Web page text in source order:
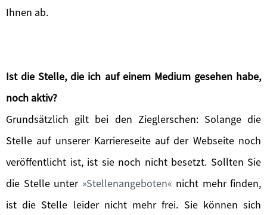
Ihnen ab.
Ist die Stelle, die ich auf einem Medium gesehen habe,
noch aktiv?
Grundsätzlich gilt bei den Zieglerschen: Solange die
Stelle auf unserer Karriereseite auf der Webseite noch
veröffentlicht ist, ist sie noch nicht besetzt. Sollten Sie
die Stelle unter Stellenangeboten
nicht mehr finden,
ist die Stelle leider nicht mehr frei. Sie können sich